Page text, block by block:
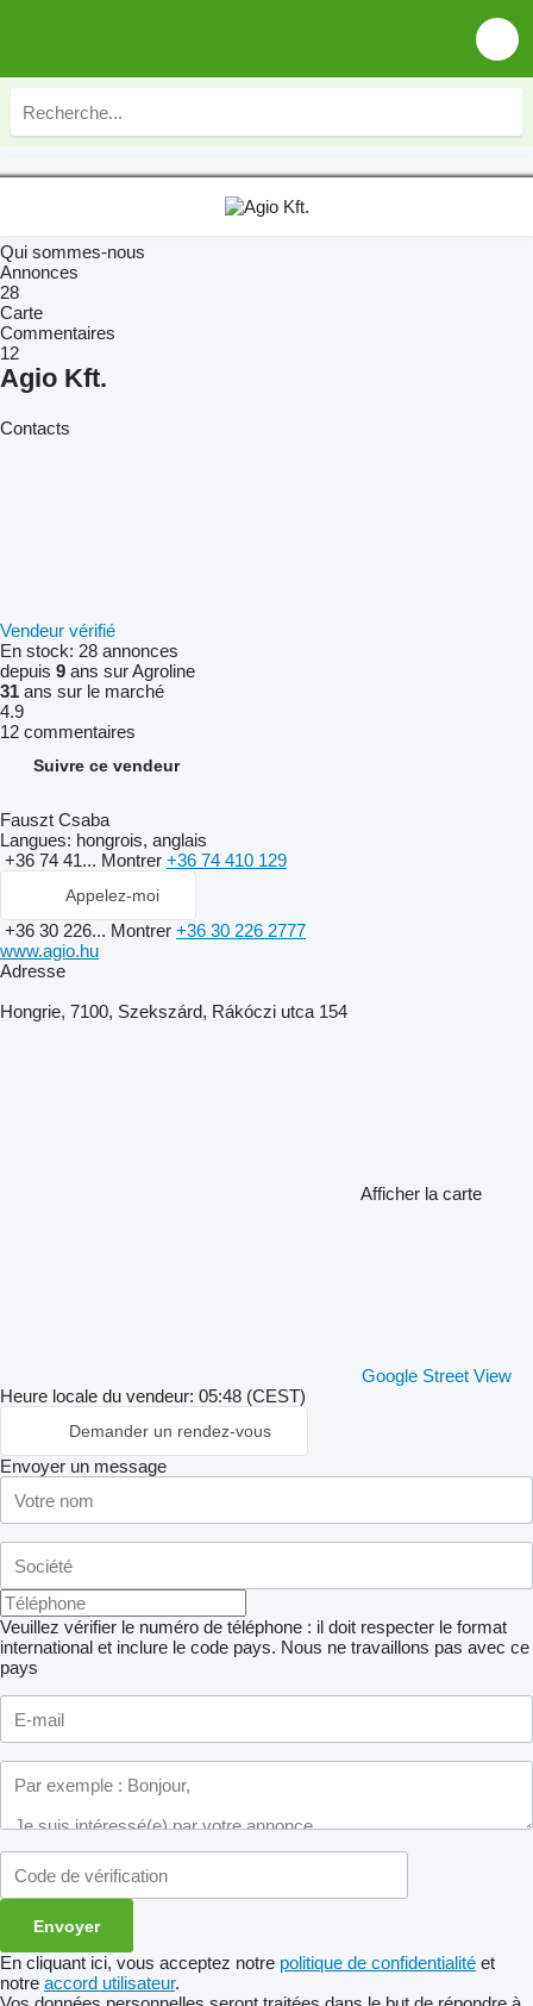
Qui sommes-nous
Annonces
28
Carte
Commentaires
12
Agio Kft.
Contacts
Vendeur vérifié
En stock: 28 annonces
depuis 9 ans sur Agroline
31 ans sur le marché
4.9
12 commentaires
Suivre ce vendeur
Fauszt Csaba
Langues: hongrois, anglais
+36 74 41... Montrer +36 74 410 129
Appelez-moi
+36 30 226... Montrer +36 30 226 2777
www.agio.hu
Adresse
Hongrie, 7100, Szekszárd, Rákóczi utca 154
Afficher la carte
Google Street View
Heure locale du vendeur: 05:48 (CEST)
Demander un rendez-vous
Envoyer un message
Veuillez vérifier le numéro de téléphone : il doit respecter le format
international et inclure le code pays. Nous ne travaillons pas avec ce
pays
En cliquant ici, vous acceptez notre politique de confidentialité et
notre accord utilisateur.